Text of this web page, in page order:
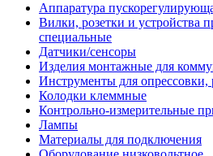
Аппаратура
Вилки, розетки и устройства
специальные
Датчики/сенсоры
Изделия монтажные для
Инструменты для опрессовки,
Колодки клеммные
Контрольно-измерительные
Лампы
Материалы для подключения